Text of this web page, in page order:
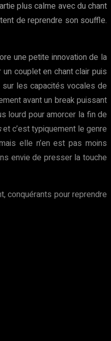
plus calme avec du chant
de reprendre son souffle.
une petite innovation de la
couplet en chant clair puis
sur les capacités vocales de
avant un break puissant
lourd pour amorcer la fin de
et c’est typiquement le genre
elle n’en est pas moins
envie de presser la touche
conquérants pour reprendre